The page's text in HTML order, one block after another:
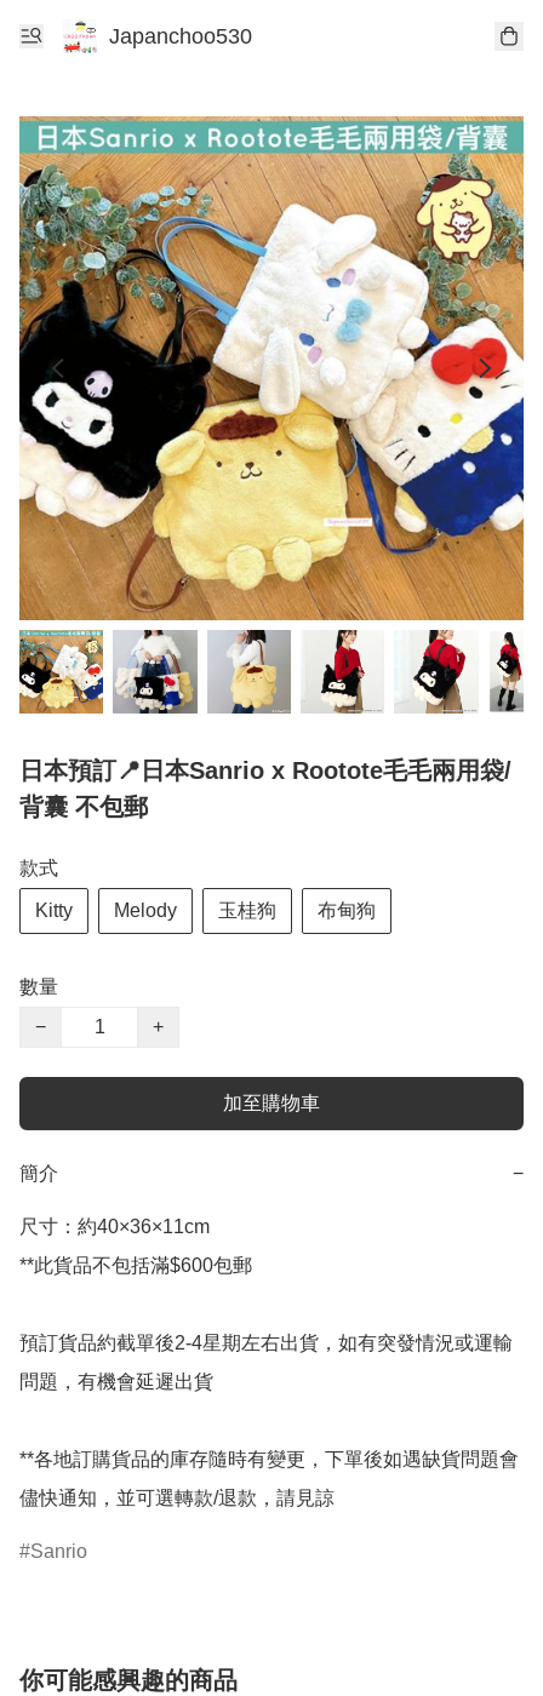
Japanchoo530
日本預訂📍日本Sanrio x Rootote毛毛兩用袋/
背囊 不包郵
款式
Kitty Melody 玉桂狗 布甸狗
數量
−
+
加至購物車
簡介 −
尺寸：約40×36×11cm
**此貨品不包括滿$600包郵
預訂貨品約截單後2-4星期左右出貨，如有突發情況或運輸
問題，有機會延遲出貨
**各地訂購貨品的庫存隨時有變更，下單後如遇缺貨問題會
儘快通知，並可選轉款/退款，請見諒
Sanrio
你可能感興趣的商品